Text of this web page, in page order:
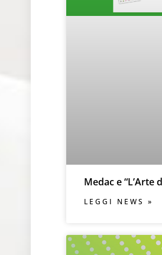
Medac e “L’Arte
LEGGI NEWS »